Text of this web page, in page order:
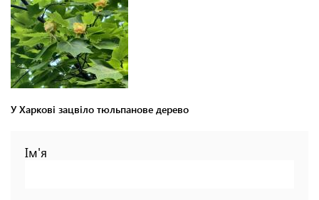
У Харкові зацвіло тюльпанове дерево
Ім'я